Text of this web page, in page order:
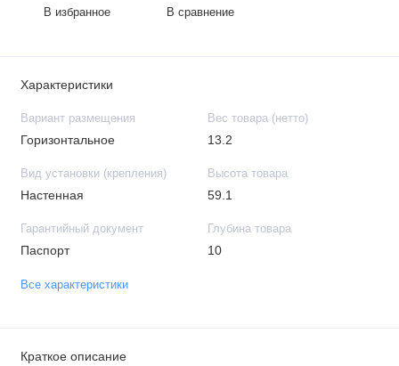
В избранное В сравнение
Характеристики
Вариант размещения
Горизонтальное
Вес товара (нетто)
13.2
Вид установки (крепления)
Настенная
Высота товара
59.1
Гарантийный документ
Паспорт
Глубина товара
10
Все характеристики
Краткое описание